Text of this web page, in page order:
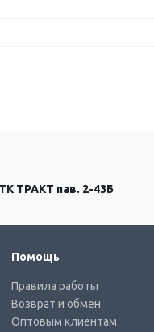
ТРАКТ пав. 2-43Б
Помощь
Правила работы
Возврат и обмен
Оптовым клиентам